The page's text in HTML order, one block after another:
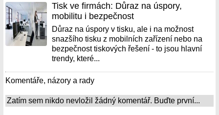
Tisk ve firmách: Důraz na úspory,
mobilitu i bezpečnost
Důraz na úspory v tisku, ale i na možnost
snazšího tisku z mobilních zařízení nebo na
bezpečnost tiskových řešení - to jsou hlavní
trendy, které...
Komentáře, názory a rady
Zatím sem nikdo nevložil žádný komentář. Buďte první...